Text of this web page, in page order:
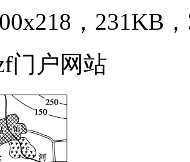
，231KB
门户网站